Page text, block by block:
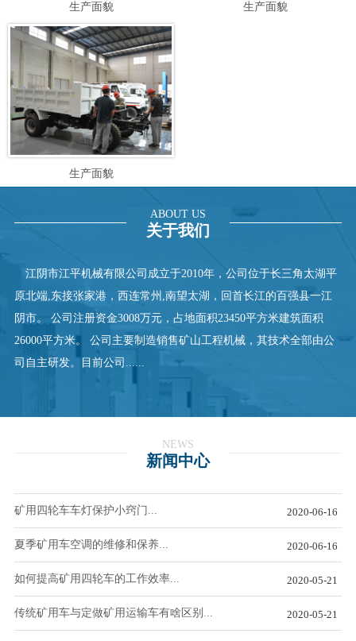
生产面貌 生产面貌
生产面貌
ABOUT US
关于我们
江阴市江平机械有限公司成立于2010年，公司位于长三角太湖平
原北端,东接张家港，西连常州,南望太湖，回首长江的百强县一江
阴市。 公司注册资金3008万元，占地面积23450平方米建筑面积
26000平方米。 公司主要制造销售矿山工程机械，其技术全部由公
司自主研发。目前公司......
NEWS
新闻中心
矿用四轮车车灯保护小窍门... 2020-06-16
夏季矿用车空调的维修和保养... 2020-06-16
如何提高矿用四轮车的工作效率... 2020-05-21
传统矿用车与定做矿用运输车有啥区别... 2020-05-21